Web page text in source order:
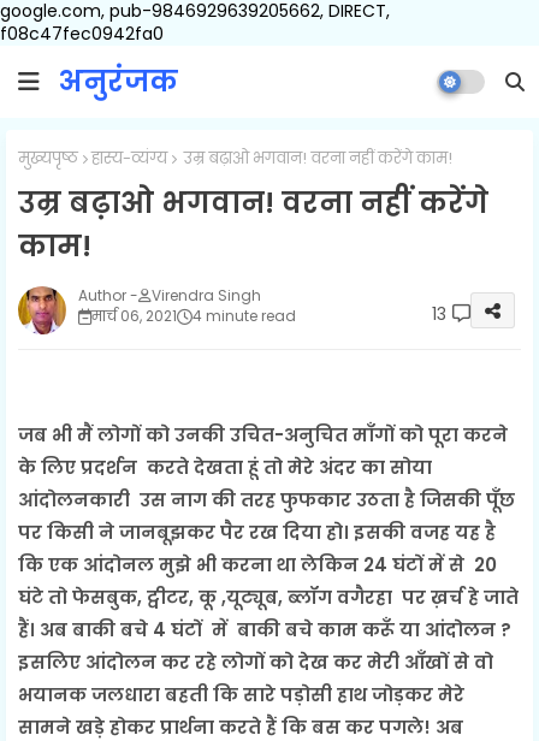
google.com, pub-9846929639205662, DIRECT,
f08c47fec0942fa0
अनुरंजक
मुख्यपृष्ठ हास्य-व्यंग्य उम्र बढ़ाओ भगवान! वरना नहीं करेंगे काम!
उम्र बढ़ाओ भगवान! वरना नहीं करेंगे
काम!
Virendra Singh
मार्च 06, 2021
4 minute read 13
जब भी मैं लोगों को उनकी उचित-अनुचित माँगों को पूरा करने
के लिए प्रदर्शन करते देखता हूं तो मेरे अंदर का सोया
आंदोलनकारी उस नाग की तरह फुफकार उठता है जिसकी पूँछ
पर किसी ने जानबूझकर पैर रख दिया हो। इसकी वजह यह है
कि एक आंदोनल मुझे भी करना था लेकिन 24 घंटों में से 20
घंटे तो फेसबुक, ट्वीटर, कू ,यूट्यूब,ब्लॉग वगैरहा पर ख़र्च हे जाते
हैं। अब बाकी बचे 4 घंटों में बाकी बचे काम करूँ या आंदोलन ?
इसलिए आंदोलन कर रहे लोगों को देख कर मेरी आँखों से वो
भयानक जलधारा बहती कि सारे पड़ोसी हाथ जोड़कर मेरे
सामने खड़े होकर प्रार्थना करते हैं कि बस कर पगले! अब